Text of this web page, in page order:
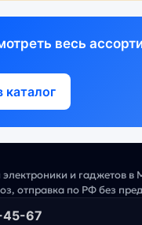
весь
каталог
и гаджетов в
отправка по РФ без
45-67